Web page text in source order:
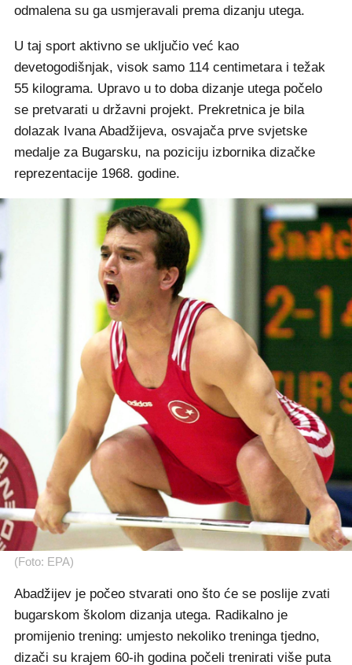
odmalena su ga usmjeravali prema dizanju utega.
U taj sport aktivno se uključio već kao
devetogodišnjak, visok samo 114 centimetara i težak
55 kilograma. Upravo u to doba dizanje utega počelo
se pretvarati u državni projekt. Prekretnica je bila
dolazak Ivana Abadžijeva, osvajača prve svjetske
medalje za Bugarsku, na poziciju izbornika dizačke
reprezentacije 1968. godine.
(Foto: EPA)
Abadžijev je počeo stvarati ono što će se poslije zvati
bugarskom školom dizanja utega. Radikalno je
promijenio trening: umjesto nekoliko treninga tjedno,
dizači su krajem 60-ih godina počeli trenirati više puta